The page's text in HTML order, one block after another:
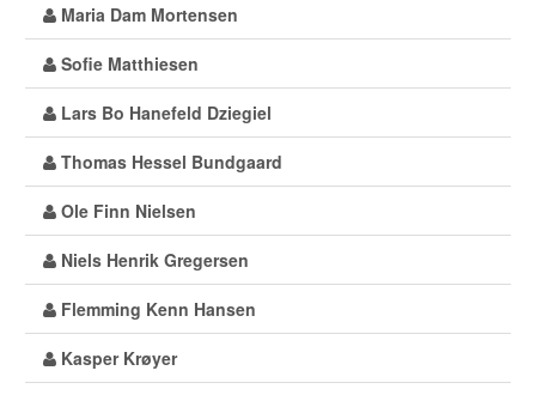
Maria Dam Mortensen
Sofie Matthiesen
Lars Bo Hanefeld Dziegiel
Thomas Hessel Bundgaard
Ole Finn Nielsen
Niels Henrik Gregersen
Flemming Kenn Hansen
Kasper Krøyer